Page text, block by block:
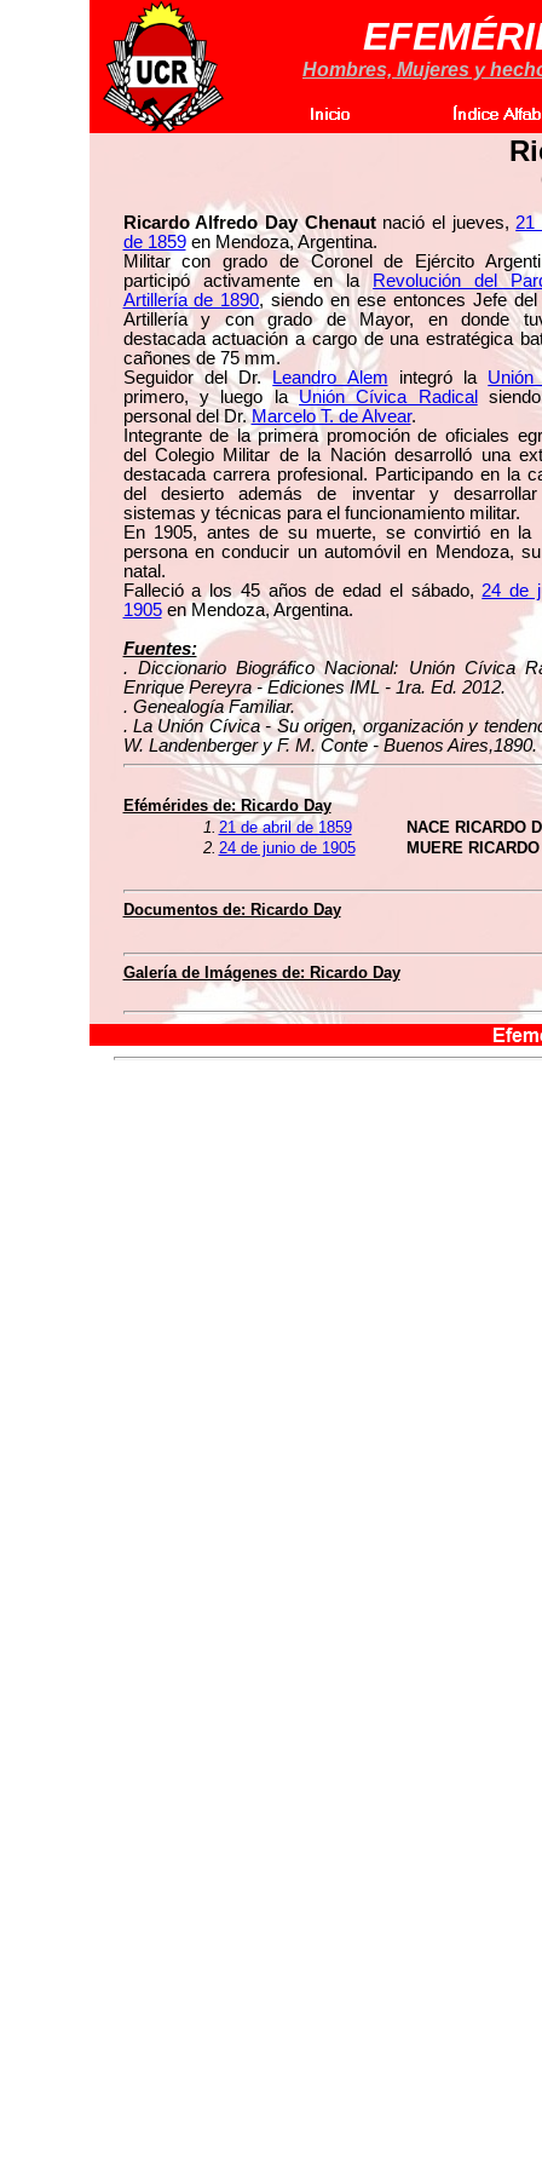
Hombres, Mujeres y
Ricardo Alfredo Day Chenautnació el jueves, 21
de 1859en Mendoza, Argentina.
Militar con grado de Coronel de Ejército
participó activamente en la
Revolución del
Artillería de 1890, siendo en ese entonces Jefe del
Artillería y con grado de Mayor, en donde
destacada actuación a cargo de una estratégica
cañones de 75 mm.
Seguidor del Dr.Leandro Alem integró la
primero, y luego laUnión Cívica Radical
personal del Dr.Marcelo T. de Alvear.
Integrante de la primera promoción de oficiales
del Colegio Militar de la Nación desarrolló una
destacada carrera profesional. Participando en la
del desierto además de inventar y
sistemas y técnicas para el funcionamiento militar.
En 1905, antes de su muerte, se convirtió en la
persona en conducir un automóvil en Mendoza,
natal.
Falleció a los 45 años de edad el sábado, 24 de
1905en Mendoza, Argentina.
Fuentes:
. Diccionario Biográfico Nacional: Unión Cívica
Enrique Pereyra - Ediciones IML - 1ra. Ed. 2012.
. Genealogía Familiar.
. La Unión Cívica - Su origen, organización y
W. Landenberger y F. M. Conte - Buenos Aires,1890.
Efémérides de: Ricardo Day
1. 21 de abril de 1859
NACE RICARDO
2. 24 de junio de 1905 MUERE
Documentos de: Ricardo Day
Galería de Imágenes de: Ricardo Day